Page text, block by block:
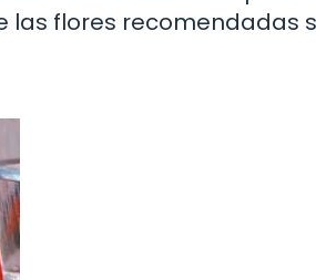
las flores recomendadas